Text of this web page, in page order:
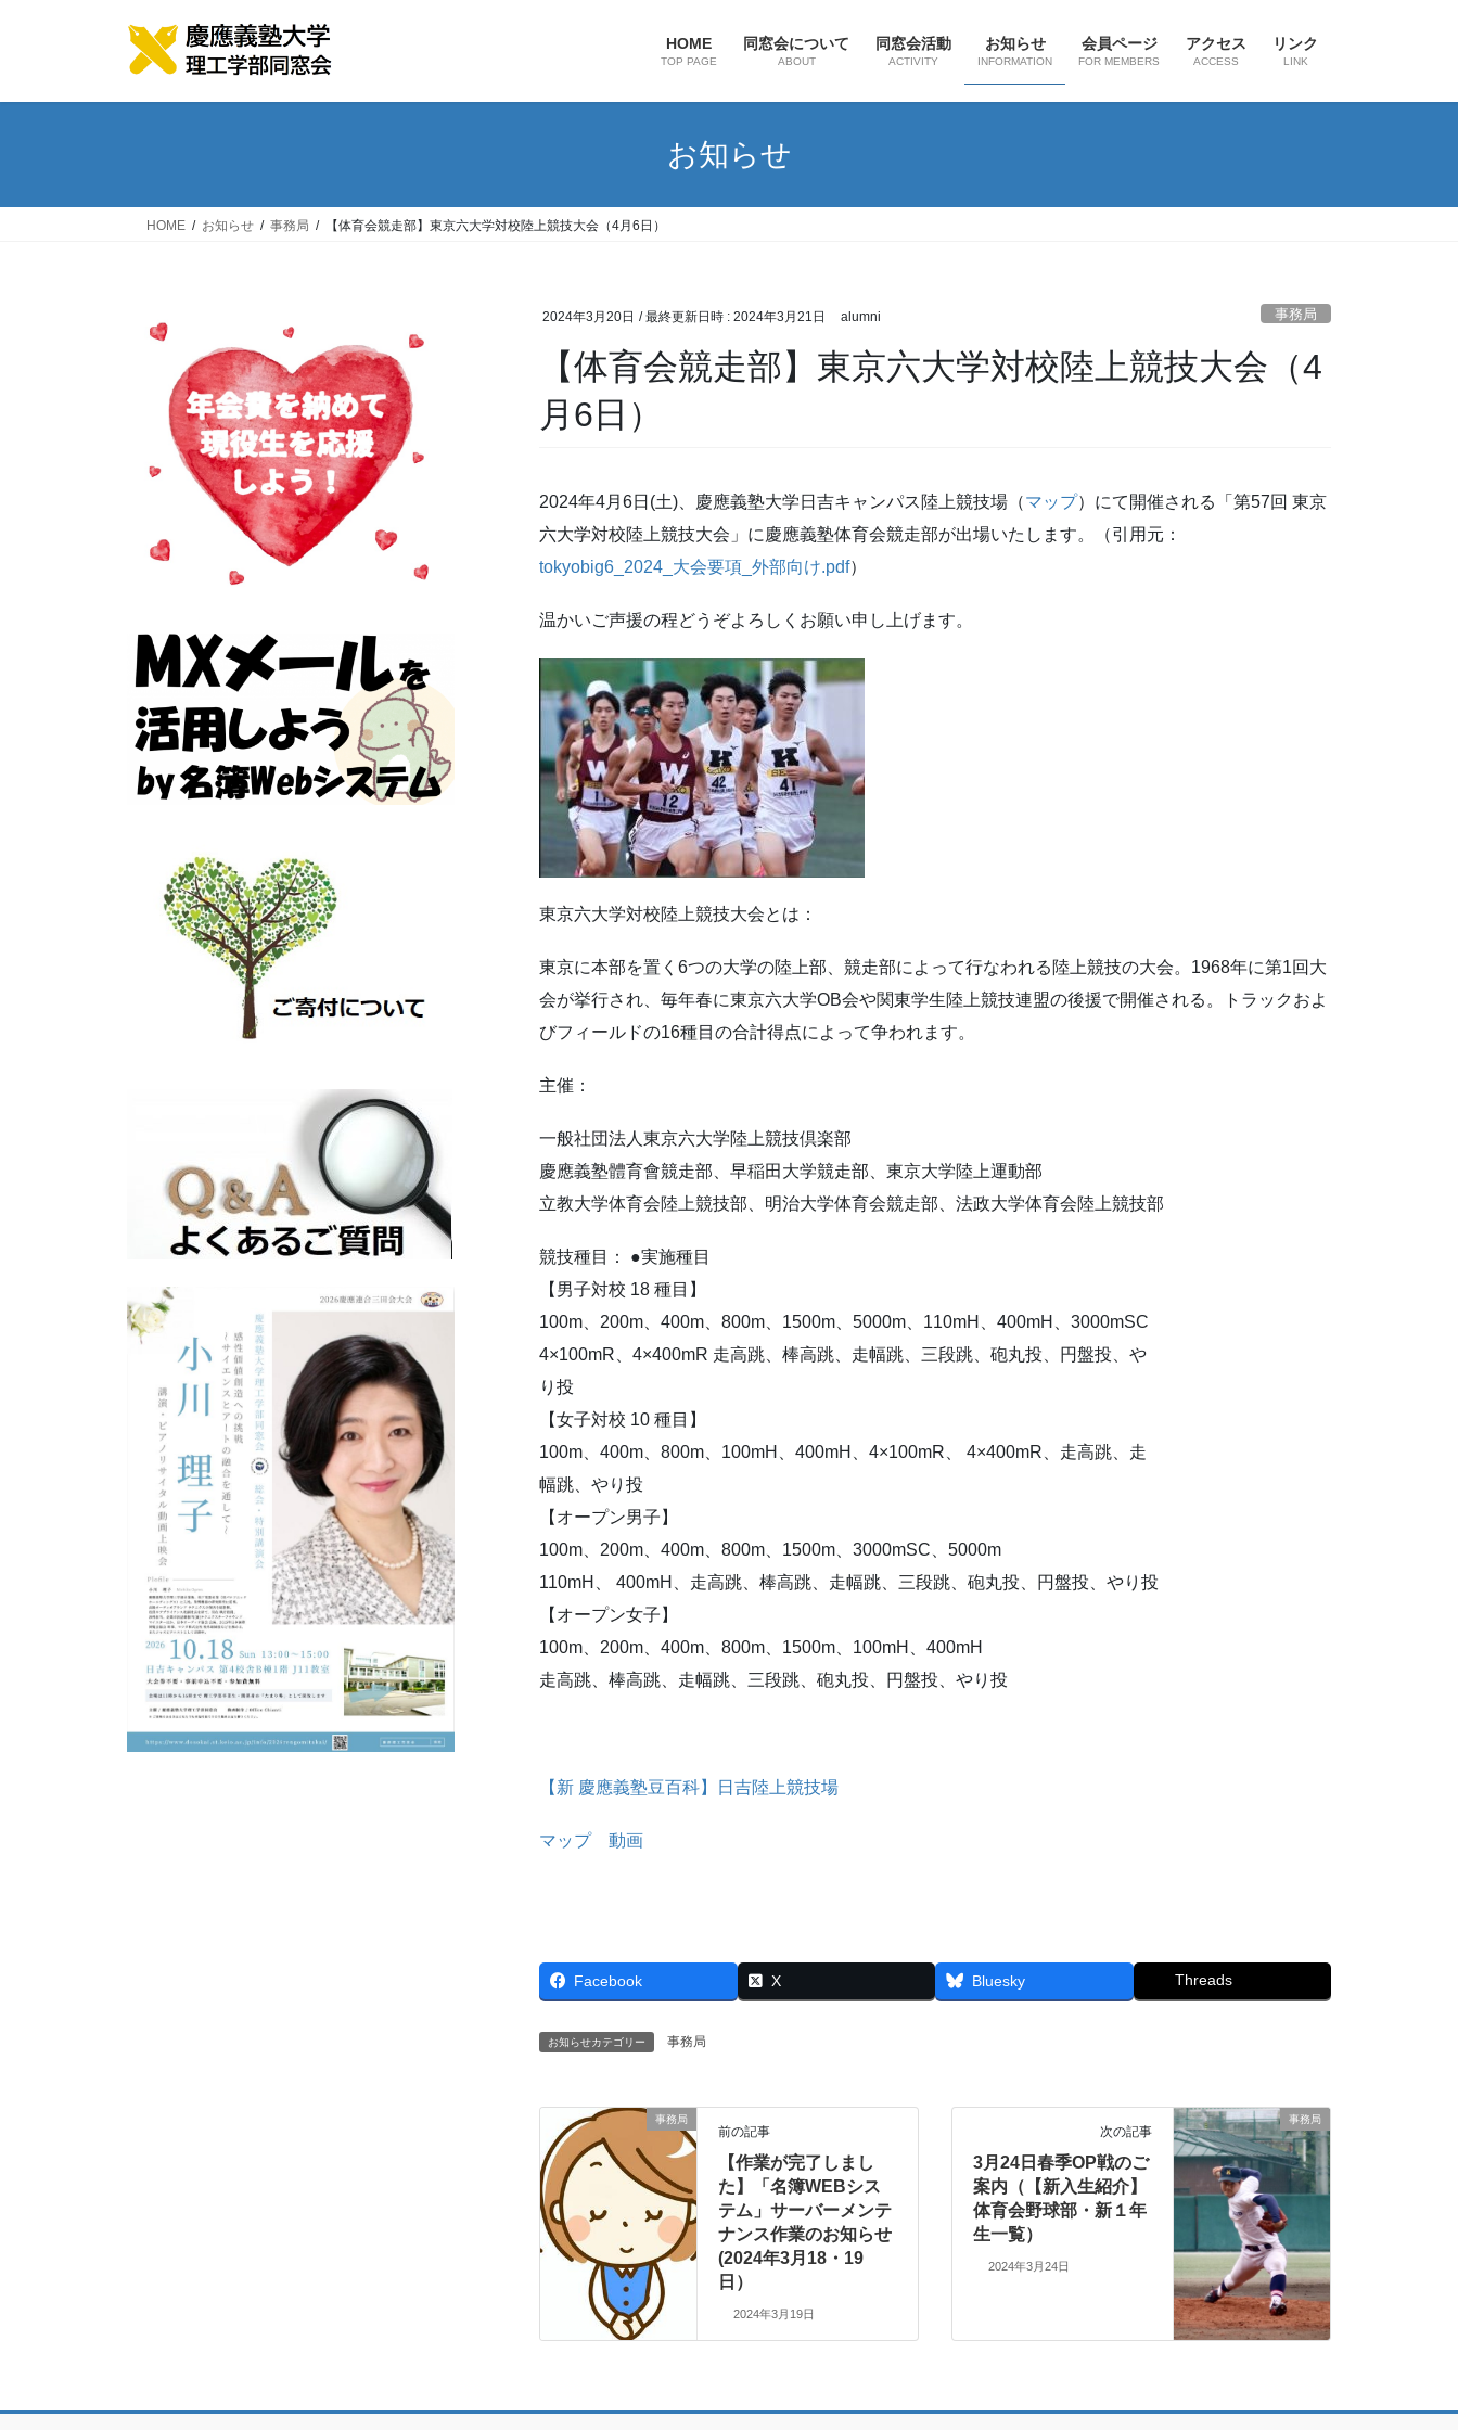
HOME
TOP PAGE
同窓会について
ABOUT
同窓会活動
ACTIVITY
お知らせ
INFORMATION
会員ページ
FOR MEMBERS
アクセス
ACCESS
リンク
LINK
お知らせ
HOME お知らせ 事務局 【体育会競走部】東京六大学対校陸上競技大会（4月6日）
2024年3月20日 / 最終更新日時 : 2024年3月21日 alumni 事務局
【体育会競走部】東京六大学対校陸上競技大会（4
月6日）
2024年4月6日(土)、慶應義塾大学日吉キャンパス陸上競技場（マップ）にて開催される「第57回 東京
六大学対校陸上競技大会」に慶應義塾体育会競走部が出場いたします。（引用元：
tokyobig6_2024_大会要項_外部向け.pdf）
温かいご声援の程どうぞよろしくお願い申し上げます。
東京六大学対校陸上競技大会とは：
東京に本部を置く6つの大学の陸上部、競走部によって行なわれる陸上競技の大会。1968年に第1回大
会が挙行され、毎年春に東京六大学OB会や関東学生陸上競技連盟の後援で開催される。トラックおよ
びフィールドの16種目の合計得点によって争われます。
主催：
一般社団法人東京六大学陸上競技倶楽部
慶應義塾體育會競走部、早稲田大学競走部、東京大学陸上運動部
立教大学体育会陸上競技部、明治大学体育会競走部、法政大学体育会陸上競技部
競技種目： ●実施種目
【男子対校 18 種目】
100m、200m、400m、800m、1500m、5000m、110mH、400mH、3000mSC
4×100mR、4×400mR 走高跳、棒高跳、走幅跳、三段跳、砲丸投、円盤投、や
り投
【女子対校 10 種目】
100m、400m、800m、100mH、400mH、4×100mR、 4×400mR、走高跳、走
幅跳、やり投
【オープン男子】
100m、200m、400m、800m、1500m、3000mSC、5000m
110mH、 400mH、走高跳、棒高跳、走幅跳、三段跳、砲丸投、円盤投、やり投
【オープン女子】
100m、200m、400m、800m、1500m、100mH、400mH
走高跳、棒高跳、走幅跳、三段跳、砲丸投、円盤投、やり投
【新 慶應義塾豆百科】日吉陸上競技場
マップ 動画
Facebook X Bluesky Threads
お知らせカテゴリー 事務局
事務局
前の記事
【作業が完了しまし
た】「名簿WEBシス
テム」サーバーメンテ
ナンス作業のお知らせ
(2024年3月18・19
日）
2024年3月19日
事務局
次の記事
3月24日春季OP戦のご
案内（【新入生紹介】
体育会野球部・新１年
生一覧）
2024年3月24日